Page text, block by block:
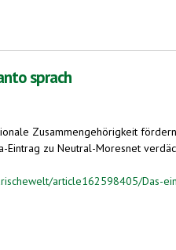
sprach
Zusammengehörigkeit
Eintrag zu Neutral-Moresnet
article162598405/Das-